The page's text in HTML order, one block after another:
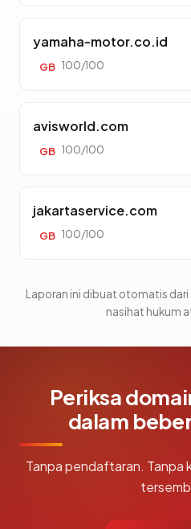
yamaha-motor.co.id
GB 100/100
avisworld.com
GB 100/100
jakartaservice.com
GB 100/100
Laporan ini dibuat otomatis dari
nasihat hukum
Periksa
dalam
Tanpa pendaftaran. Tanpa